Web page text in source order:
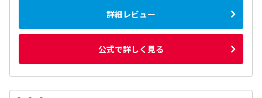
詳細レビュー
公式で詳しく見る